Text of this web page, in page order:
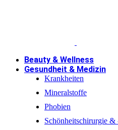
Beauty & Wellness
Gesundheit & Medizin
Krankheiten
Mineralstoffe
Phobien
Schönheitschirurgie &